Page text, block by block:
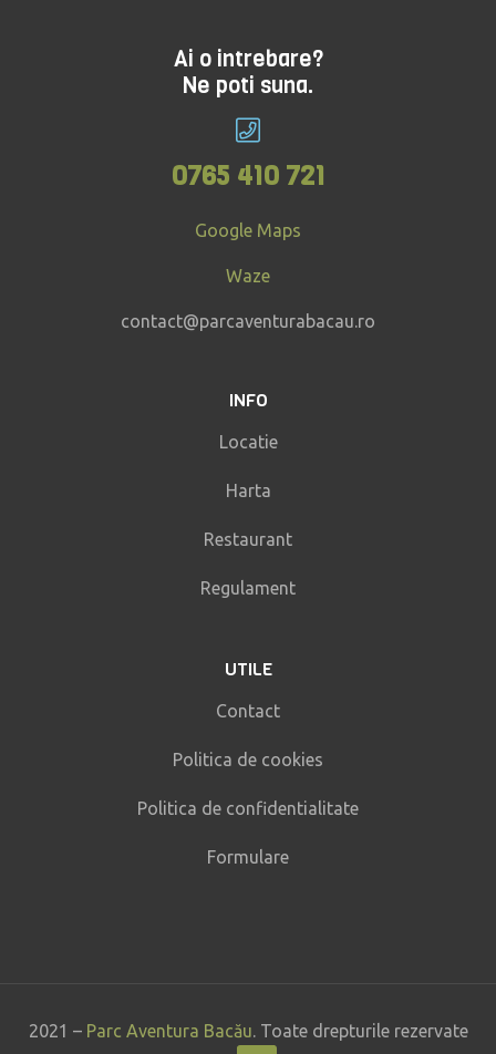
Ai o intrebare?
Ne poti suna.
0765 410 721
Google Maps
Waze
contact@parcaventurabacau.ro
INFO
Locatie
Harta
Restaurant
Regulament
UTILE
Contact
Politica de cookies
Politica de confidentialitate
Formulare
2021 – Parc Aventura Bacău. Toate drepturile rezervate